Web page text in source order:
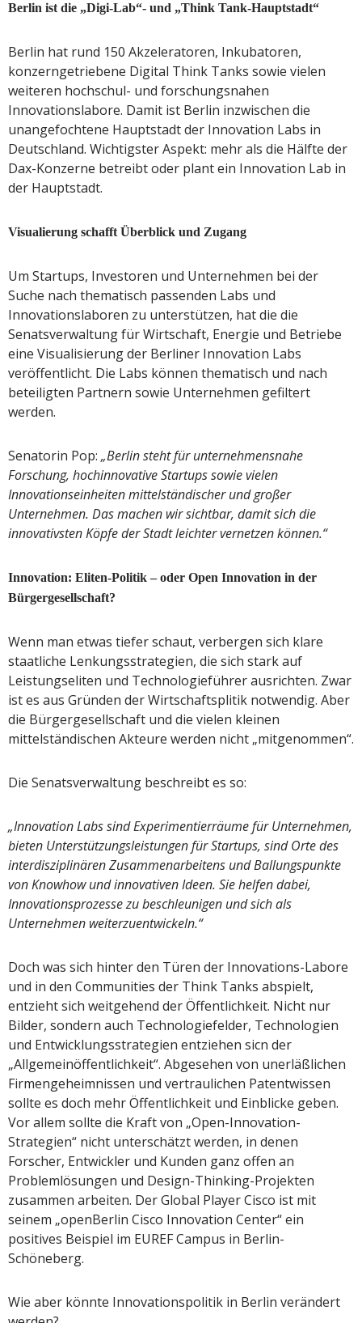
Berlin ist die „Digi-Lab“- und „Think Tank-Hauptstadt“
Berlin hat rund 150 Akzeleratoren, Inkubatoren,
konzerngetriebene Digital Think Tanks sowie vielen
weiteren hochschul- und forschungsnahen
Innovationslabore. Damit ist Berlin inzwischen die
unangefochtene Hauptstadt der Innovation Labs in
Deutschland. Wichtigster Aspekt: mehr als die Hälfte der
Dax-Konzerne betreibt oder plant ein Innovation Lab in
der Hauptstadt.
Visualierung schafft Überblick und Zugang
Um Startups, Investoren und Unternehmen bei der
Suche nach thematisch passenden Labs und
Innovationslaboren zu unterstützen, hat die die
Senatsverwaltung für Wirtschaft, Energie und Betriebe
eine Visualisierung der Berliner Innovation Labs
veröffentlicht. Die Labs können thematisch und nach
beteiligten Partnern sowie Unternehmen gefiltert
werden.
Senatorin Pop: „Berlin steht für unternehmensnahe
Forschung, hochinnovative Startups sowie vielen
Innovationseinheiten mittelständischer und großer
Unternehmen. Das machen wir sichtbar, damit sich die
innovativsten Köpfe der Stadt leichter vernetzen können.“
Innovation: Eliten-Politik – oder Open Innovation in der
Bürgergesellschaft?
Wenn man etwas tiefer schaut, verbergen sich klare
staatliche Lenkungsstrategien, die sich stark auf
Leistungseliten und Technologieführer ausrichten. Zwar
ist es aus Gründen der Wirtschaftsplitik notwendig. Aber
die Bürgergesellschaft und die vielen kleinen
mittelständischen Akteure werden nicht „mitgenommen“.
Die Senatsverwaltung beschreibt es so:
„Innovation Labs sind Experimentierräume für Unternehmen,
bieten Unterstützungsleistungen für Startups, sind Orte des
interdisziplinären Zusammenarbeitens und Ballungspunkte
von Knowhow und innovativen Ideen. Sie helfen dabei,
Innovationsprozesse zu beschleunigen und sich als
Unternehmen weiterzuentwickeln.“
Doch was sich hinter den Türen der Innovations-Labore
und in den Communities der Think Tanks abspielt,
entzieht sich weitgehend der Öffentlichkeit. Nicht nur
Bilder, sondern auch Technologiefelder, Technologien
und Entwicklungsstrategien entziehen sicn der
„Allgemeinöffentlichkeit“. Abgesehen von unerläßlichen
Firmengeheimnissen und vertraulichen Patentwissen
sollte es doch mehr Öffentlichkeit und Einblicke geben.
Vor allem sollte die Kraft von „Open-Innovation-
Strategien“ nicht unterschätzt werden, in denen
Forscher, Entwickler und Kunden ganz offen an
Problemlösungen und Design-Thinking-Projekten
zusammen arbeiten. Der Global Player Cisco ist mit
seinem „openBerlin Cisco Innovation Center“ ein
positives Beispiel im EUREF Campus in Berlin-
Schöneberg.
Wie aber könnte Innovationspolitik in Berlin verändert